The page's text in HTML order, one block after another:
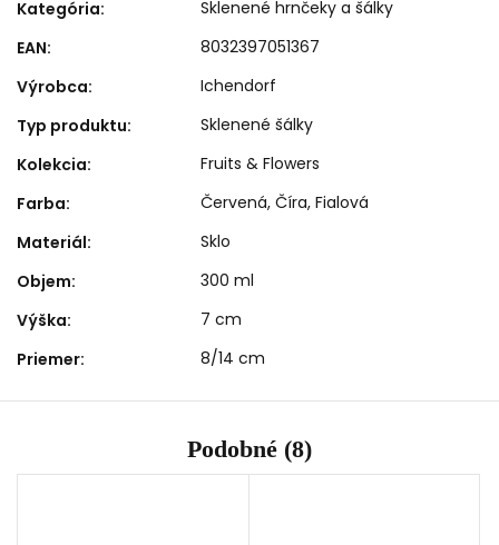
Kategória:
Sklenené hrnčeky a šálky
EAN:
8032397051367
Výrobca:
Ichendorf
Typ produktu:
Sklenené šálky
Kolekcia:
Fruits & Flowers
Farba: Červená, Číra, Fialová
Materiál:
Sklo
Objem:
300 ml
Výška:
7 cm
Priemer: 8/14 cm
Podobné (8)